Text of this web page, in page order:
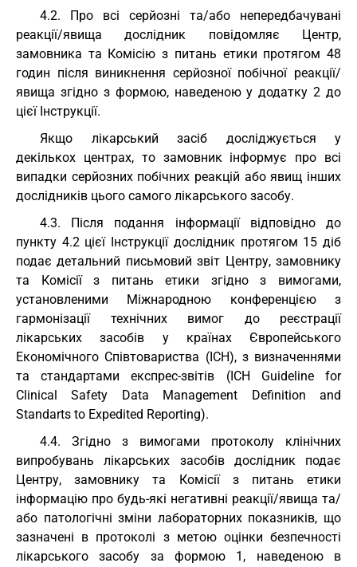
4.2. Про всі серйозні та/або непередбачувані
реакції/явища дослідник повідомляє Центр,
замовника та Комісію з питань етики протягом 48
годин після виникнення серйозної побічної реакції/
явища згідно з формою, наведеною у додатку 2 до
цієї Інструкції.
Якщо лікарський засіб досліджується у
декількох центрах, то замовник інформує про всі
випадки серйозних побічних реакцій або явищ інших
дослідників цього самого лікарського засобу.
4.3. Після подання інформації відповідно до
пункту 4.2 цієї Інструкції дослідник протягом 15 діб
подає детальний письмовий звіт Центру, замовнику
та Комісії з питань етики згідно з вимогами,
установленими Міжнародною конференцією з
гармонізації технічних вимог до реєстрації
лікарських засобів у країнах Європейського
Економічного Співтовариства (ІСН), з визначеннями
та стандартами експрес-звітів (ICH Guideline for
Clinical Safety Data Management Definition and
Standarts to Expedited Reporting).
4.4. Згідно з вимогами протоколу клінічних
випробувань лікарських засобів дослідник подає
Центру, замовнику та Комісії з питань етики
інформацію про будь-які негативні реакції/явища та/
або патологічні зміни лабораторних показників, що
зазначені в протоколі з метою оцінки безпечності
лікарського засобу за формою 1, наведеною в